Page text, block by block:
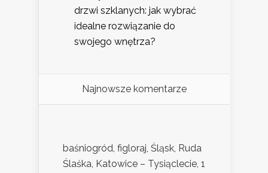
drzwi szklanych: jak wybrać
idealne rozwiązanie do
swojego wnętrza?
Najnowsze komentarze
baśniogród, figloraj, Śląsk, Ruda
Ślaśka, Katowice – Tysiąclecie, 1